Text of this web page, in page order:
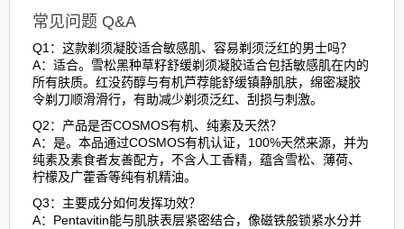
常见问题 Q&A
Q1：这款剃须凝胶适合敏感肌、容易剃须泛红的男士吗？
A：适合。雪松黑种草籽舒缓剃须凝胶适合包括敏感肌在内的
所有肤质。红没药醇与有机芦荐能舒缓镇静肌肤，绵密凝胶
令剃刀顺滑滑行，有助减少剃须泛红、刮损与刺激。
Q2：产品是否COSMOS有机、纯素及天然？
A：是。本品通过COSMOS有机认证，100%天然来源，并为
纯素及素食者友善配方，不含人工香精，蕴含雪松、薄荷、
柠檬及广藿香等纯有机精油。
Q3：主要成分如何发挥功效？
A：Pentavitin能与肌肤表层紧密结合，像磁铁般锁紧水分并